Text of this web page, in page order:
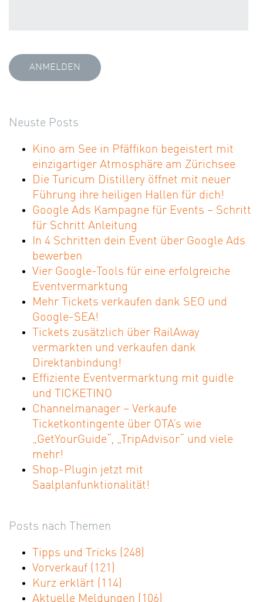
Neuste Posts
Kino am See in Pfäffikon begeistert mit
einzigartiger Atmosphäre am Zürichsee
Die Turicum Distillery öffnet mit neuer
Führung ihre heiligen Hallen für dich!
Google Ads Kampagne für Events – Schritt
für Schritt Anleitung
In 4 Schritten dein Event über Google Ads
bewerben
Vier Google-Tools für eine erfolgreiche
Eventvermarktung
Mehr Tickets verkaufen dank SEO und
Google-SEA!
Tickets zusätzlich über RailAway
vermarkten und verkaufen dank
Direktanbindung!
Effiziente Eventvermarktung mit guidle
und TICKETINO
Channelmanager – Verkaufe
Ticketkontingente über OTA’s wie
„GetYourGuide“, „TripAdvisor“ und viele
mehr!
Shop-Plugin jetzt mit
Saalplanfunktionalität!
Posts nach Themen
Tipps und Tricks (248)
Vorverkauf (121)
Kurz erklärt (114)
Aktuelle Meldungen (106)